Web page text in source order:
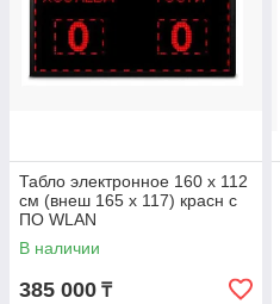
Табло электронное 160 х 112
см (внеш 165 х 117) красн с
ПО WLAN
В наличии
385 000 ₸